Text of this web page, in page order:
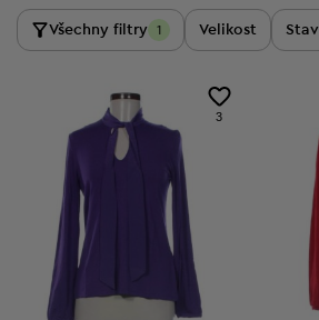
Všechny filtry 1 Velikost Stav
3